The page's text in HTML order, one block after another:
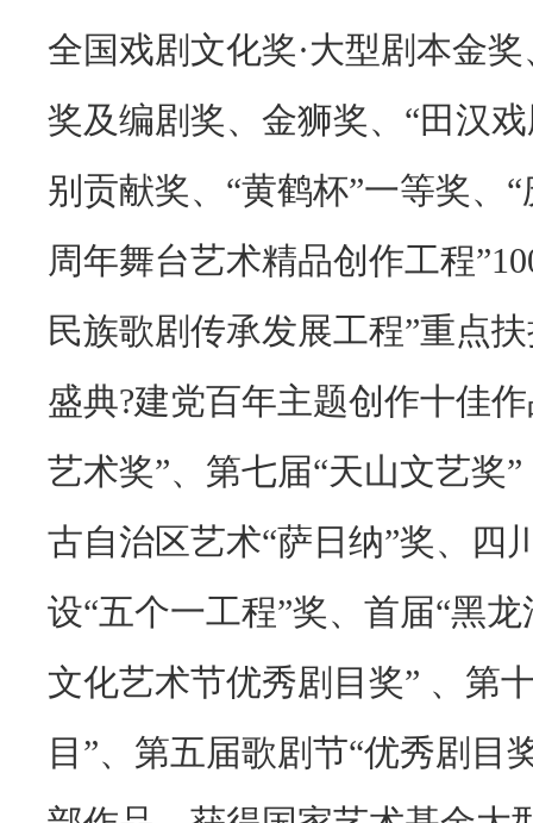
全国戏剧文化奖·大型剧本金
奖及编剧奖、金狮奖、 “田汉
别贡献奖、“黄鹤杯”一等奖、
周年舞台艺术精品创作工程”
民族歌剧传承发展工程”重点
盛典?建党百年主题创作十佳
艺术奖”、 第七届“天山文艺奖”
古自治区艺术“萨日纳”奖、
四
设“五个一工程”奖、 首届“黑
文化艺术节优秀剧目奖” 、 第
目”、 第五届歌剧节“优秀剧目